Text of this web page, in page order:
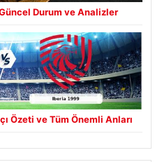
Durum ve Analizler
Özeti ve Tüm Önemli Anları